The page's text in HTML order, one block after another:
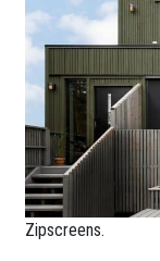
Zipscreens.